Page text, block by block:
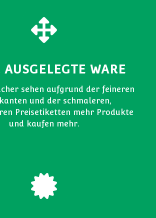
WARE
sehen aufgrund der feineren
und der schmaleren,
Preisetiketten mehr Produkte
und kaufen mehr.